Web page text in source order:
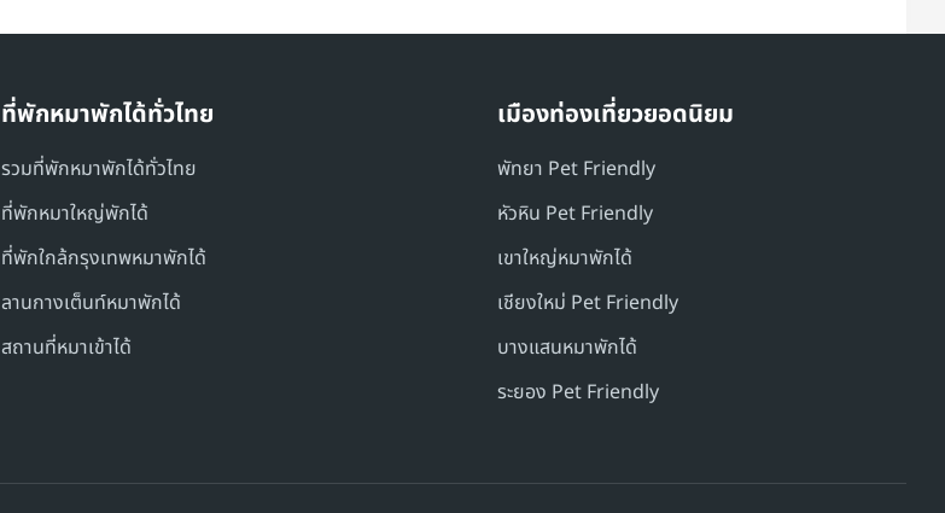
ที่พักหมาพักได้ทั่วไทย
รวมที่พักหมาพักได้ทั่วไทย
ที่พักหมาใหญ่พักได้
ที่พักใกล้กรุงเทพหมาพักได้
ลานกางเต็นท์หมาพักได้
สถานที่หมาเข้าได้
เมืองท่องเที่ยวยอดนิยม
พัทยา Pet Friendly
หัวหิน Pet Friendly
เขาใหญ่หมาพักได้
เชียงใหม่ Pet Friendly
บางแสนหมาพักได้
ระยอง Pet Friendly